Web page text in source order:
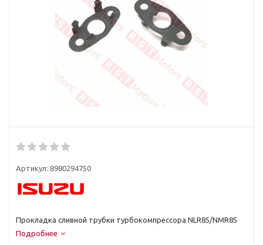
Артикул: 8980294750
Прокладка сливной трубки турбокомпрессора NLR85/NMR85
Подробнее